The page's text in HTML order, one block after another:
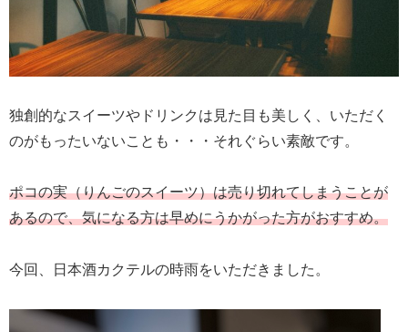
独創的なスイーツやドリンクは見た目も美しく、いただく
のがもったいないことも・・・それぐらい素敵です。
ポコの実（りんごのスイーツ）は売り切れてしまうことが
あるので、気になる方は早めにうかがった方がおすすめ。
今回、日本酒カクテルの時雨をいただきました。